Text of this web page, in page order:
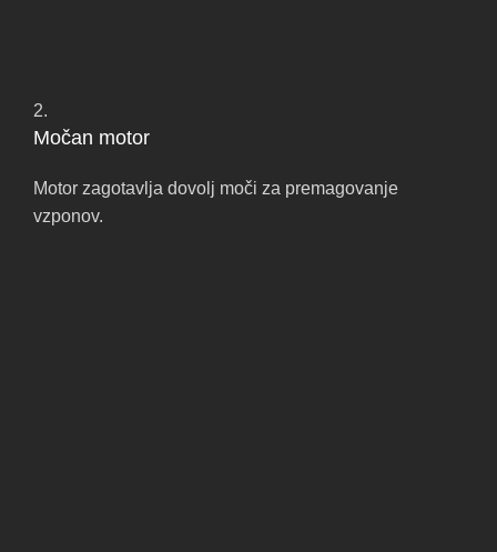
2.
Močan motor
Motor zagotavlja dovolj moči za premagovanje
vzponov.